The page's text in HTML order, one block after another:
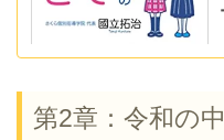
第2章：令和の